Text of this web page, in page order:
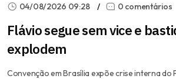
04/08/2026 09:28 0 comentários
Flávio segue sem vice e
explodem
Convenção em Brasília expõe crise interna do